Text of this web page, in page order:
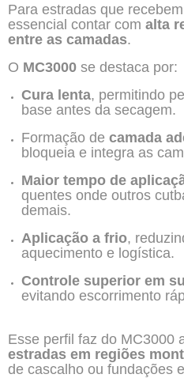
Para estradas que recebem
essencial contar com alta
entre as camadas.
O MC3000 se destaca por:
Cura lenta, permitindo
base antes da secagem.
Formação de camada
bloqueia e integra as
Maior tempo de
quentes onde outros
demais.
Aplicação a frio,
aquecimento e logística.
Controle superior em
evitando escorrimento
Esse perfil faz do MC3000
estradas em regiões
de cascalho ou fundações